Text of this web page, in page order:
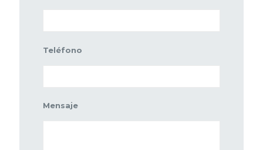
Teléfono
Mensaje